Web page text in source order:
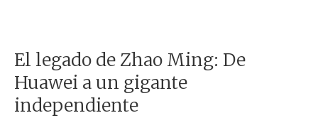
El legado de Zhao Ming: De
Huawei a un gigante
independiente